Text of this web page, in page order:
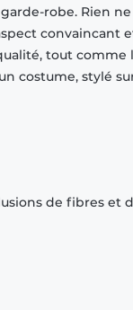
robe. Rien
convaincant
tout comme
costume, stylé
de fibres et